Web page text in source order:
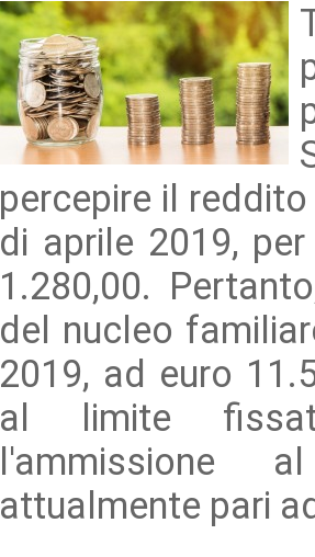
percepire il
di aprile 2019,
1.280,00.
del nucleo
2019, ad euro
al limite
l'ammissione
attualmente pari